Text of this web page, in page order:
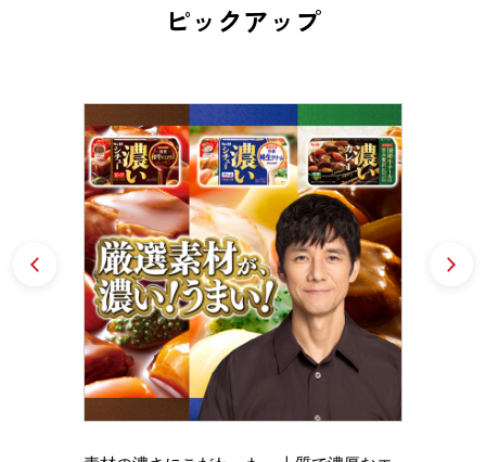
ピックアップ
Prev